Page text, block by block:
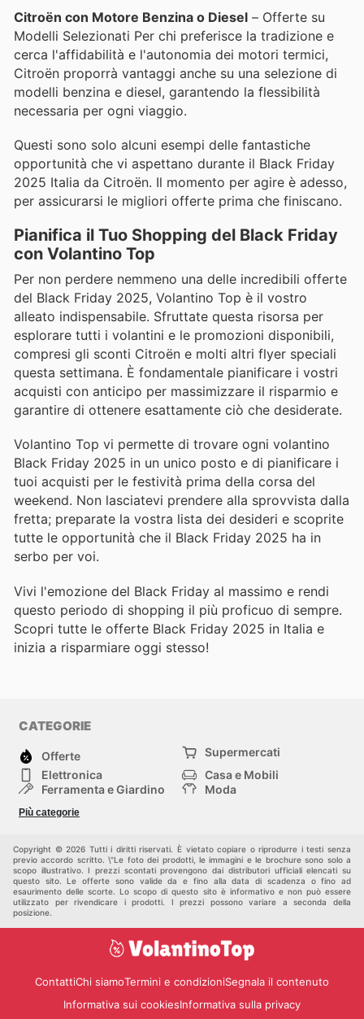
Citroën con Motore Benzina o Diesel – Offerte su
Modelli Selezionati Per chi preferisce la tradizione e
cerca l'affidabilità e l'autonomia dei motori termici,
Citroën proporrà vantaggi anche su una selezione di
modelli benzina e diesel, garantendo la flessibilità
necessaria per ogni viaggio.
Questi sono solo alcuni esempi delle fantastiche
opportunità che vi aspettano durante il Black Friday
2025 Italia da Citroën. Il momento per agire è adesso,
per assicurarsi le migliori offerte prima che finiscano.
Pianifica il Tuo Shopping del Black Friday
con Volantino Top
Per non perdere nemmeno una delle incredibili offerte
del Black Friday 2025, Volantino Top è il vostro
alleato indispensabile. Sfruttate questa risorsa per
esplorare tutti i volantini e le promozioni disponibili,
compresi gli sconti Citroën e molti altri flyer speciali
questa settimana. È fondamentale pianificare i vostri
acquisti con anticipo per massimizzare il risparmio e
garantire di ottenere esattamente ciò che desiderate.
Volantino Top vi permette di trovare ogni volantino
Black Friday 2025 in un unico posto e di pianificare i
tuoi acquisti per le festività prima della corsa del
weekend. Non lasciatevi prendere alla sprovvista dalla
fretta; preparate la vostra lista dei desideri e scoprite
tutte le opportunità che il Black Friday 2025 ha in
serbo per voi.
Vivi l'emozione del Black Friday al massimo e rendi
questo periodo di shopping il più proficuo di sempre.
Scopri tutte le offerte Black Friday 2025 in Italia e
inizia a risparmiare oggi stesso!
CATEGORIE
Offerte
Supermercati
Elettronica
Casa e Mobili
Ferramenta e Giardino
Moda
Bambini e Neonati
Più categorie
Copyright © 2026 Tutti i diritti riservati. È vietato copiare o riprodurre i testi senza
previo accordo scritto. \"Le foto dei prodotti, le immagini e le brochure sono solo a
scopo illustrativo. I prezzi scontati provengono dai distributori ufficiali elencati su
questo sito. Le offerte sono valide da e fino alla data di scadenza o fino ad
esaurimento delle scorte. Lo scopo di questo sito è informativo e non può essere
utilizzato per rivendicare i prodotti. I prezzi possono variare a seconda della
posizione.
ContattiChi siamoTermini e condizioniSegnala il contenuto
Informativa sui cookiesInformativa sulla privacy